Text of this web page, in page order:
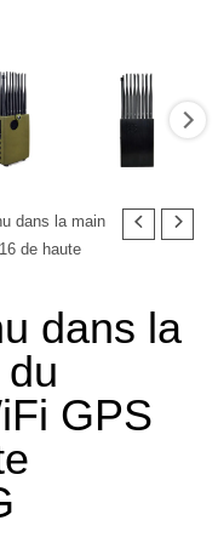
dans la main
de haute
dans la
GPS